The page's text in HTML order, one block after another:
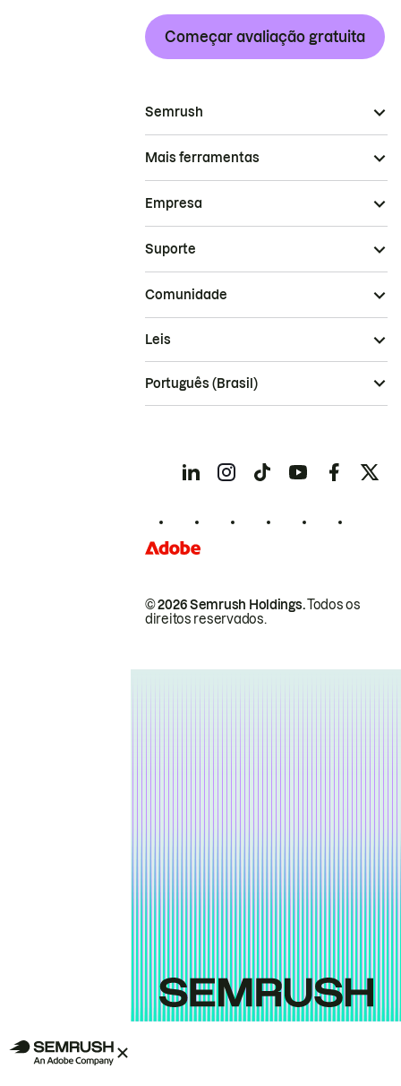
Começar avaliação gratuita
Semrush
Mais ferramentas
Empresa
Suporte
Comunidade
© 2026 Semrush Holdings.Todos os
direitos reservados.
Leis
Português (Brasil)